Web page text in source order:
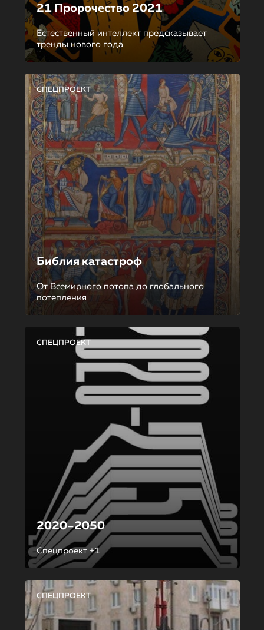
21 Пророчество 2021
Естественный интеллект предсказывает
тренды нового года
СПЕЦПРОЕКТ
Библия катастроф
От Всемирного потопа до глобального
потепления
СПЕЦПРОЕКТ
2020–2050
Спецпроект +1
СПЕЦПРОЕКТ